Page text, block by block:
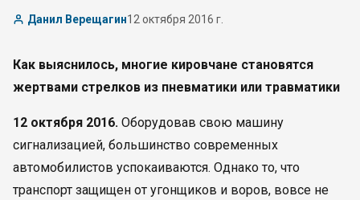
Данил Верещагин12 октября 2016 г.
Как выяснилось, многие кировчане становятся
жертвами стрелков из пневматики или травматики
12 октября 2016. Оборудовав свою машину
сигнализацией, большинство современных
автомобилистов успокаиваются. Однако то, что
транспорт защищен от угонщиков и воров, вовсе не